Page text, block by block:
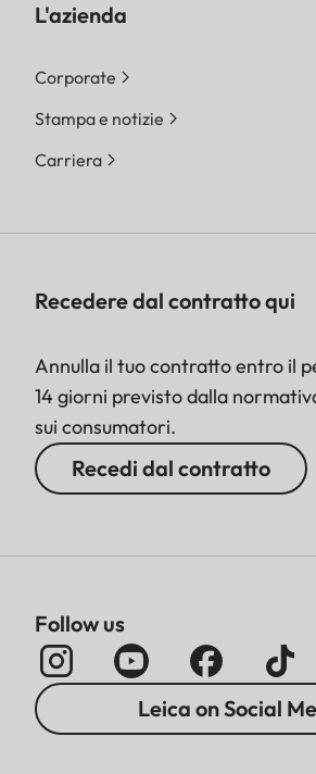
L'azienda
Corporate
Stampa e notizie
Carriera
Recedere dal contratto qui
Annulla il tuo contratto entro il
14 giorni previsto dalla
sui consumatori.
Recedi dal contratto
Follow us
Leica on Social